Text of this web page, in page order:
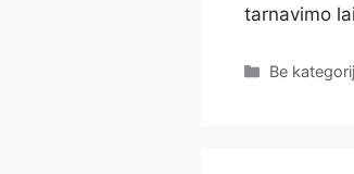
tarnavimo
Kategorijos
Be